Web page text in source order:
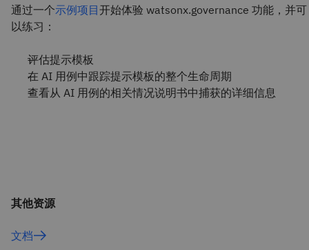
通过一个示例项目开始体验 watsonx.governance 功能，并可
以练习：
评估提示模板
在 AI 用例中跟踪提示模板的整个生命周期
查看从 AI 用例的相关情况说明书中捕获的详细信息
其他资源
文档